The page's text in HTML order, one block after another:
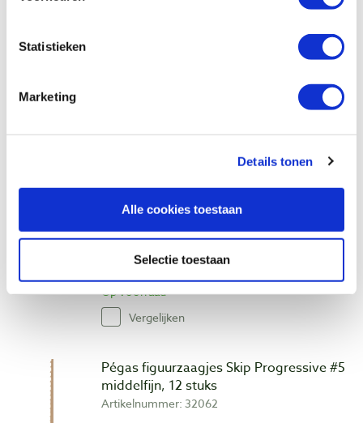
Statistieken
Marketing
Details tonen
Alle cookies toestaan
Selectie toestaan
Vergelijken
Pégas figuurzaagjes Skip Progressive #2
fijn, 12 stuks
€ 5,20 incl. btw
€ 4,30 excl. btw
Op voorraad
Vergelijken
Pégas figuurzaagjes Skip Progressive #5
middelfijn, 12 stuks
Artikelnummer: 32062